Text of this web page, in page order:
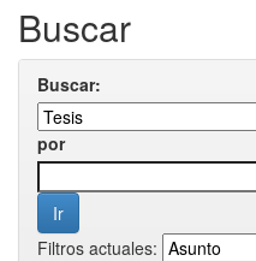
Buscar
Buscar:
por
Filtros actuales: